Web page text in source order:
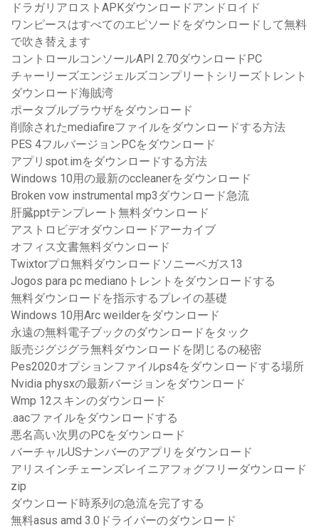
ドラガリアロストAPKダウンロードアンドロイド
ワンピースはすべてのエピソードをダウンロードして無料
で吹き替えます
コントロールコンソールAPI 2.70ダウンロードPC
チャーリーズエンジェルズコンプリートシリーズトレント
ダウンロード海賊湾
ポータブルブラウザをダウンロード
削除されたmediafireファイルをダウンロードする方法
PES 4フルバージョンPCをダウンロード
アプリspot.imをダウンロードする方法
Windows 10用の最新のccleanerをダウンロード
Broken vow instrumental mp3ダウンロード急流
肝臓pptテンプレート無料ダウンロード
アストロビデオダウンロードアーカイブ
オフィス文書無料ダウンロード
Twixtorプロ無料ダウンロードソニーベガス13
Jogos para pc medianoトレントをダウンロードする
無料ダウンロードを指示するプレイの基礎
Windows 10用Arc weilderをダウンロード
永遠の無料電子ブックのダウンロードをタック
販売ジグジグラ無料ダウンロードを閉じるの秘密
Pes2020オプションファイルps4をダウンロードする場所
Nvidia physxの最新バージョンをダウンロード
Wmp 12スキンのダウンロード
.aacファイルをダウンロードする
悪名高い次男のPCをダウンロード
バーチャルUSナンバーのアプリをダウンロード
アリスインチェーンズレイニアフォグフリーダウンロード
zip
ダウンロード時系列の急流を完了する
無料asus amd 3.0ドライバーのダウンロード